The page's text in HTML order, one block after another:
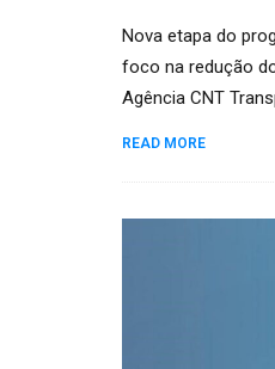
Nova etapa do
foco na redução
Agência CNT
READ MORE